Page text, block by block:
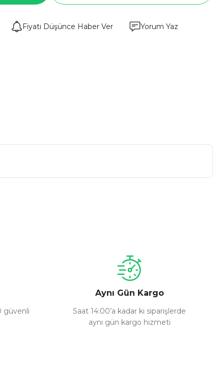
Fiyatı Düşünce Haber Ver Yorum Yaz
güvenli
Aynı Gün Kargo
Saat 14:00’a kadar ki siparişlerde
aynı gün kargo hizmeti